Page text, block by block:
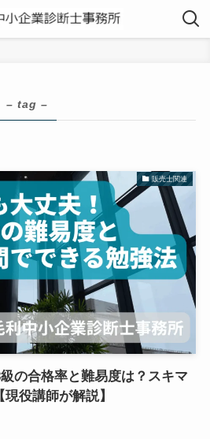
– tag –
販売士関連
級の合格率と難易度は？スキマ
役講師が解説】